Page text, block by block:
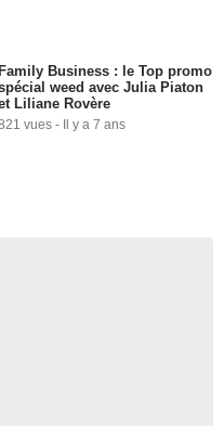
Family Business : le Top promo
weed avec Julia Piaton
Liliane Rovère
vues - Il y a 7 ans